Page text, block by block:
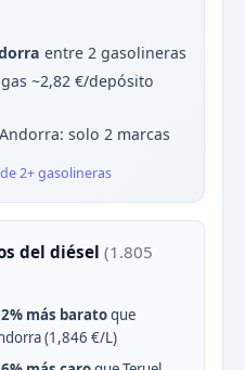
entre 2 gasolineras
~2,82 €/depósito
solo 2 marcas
2+ gasolineras
del diésel (1.805
más baratoque
(1,846 €/L)